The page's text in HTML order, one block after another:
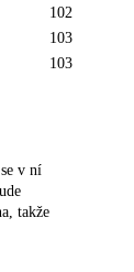
102
103
103
v ní
takže